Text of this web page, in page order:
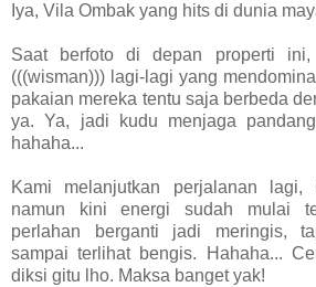
Iya, Vila Ombak yang hits di dunia
Saat berfoto di depan properti
(((wisman))) lagi-lagi yang
pakaian mereka tentu saja berbeda
ya. Ya, jadi kudu menjaga
hahaha...
Kami melanjutkan perjalanan lagi,
namun kini energi sudah mulai
perlahan berganti jadi meringis,
sampai terlihat bengis. Hahaha...
diksi gitu lho. Maksa banget yak!